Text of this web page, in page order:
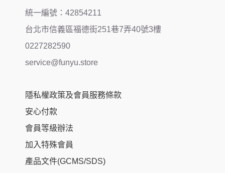
統一編號：42854211
台北市信義區福德街251巷7弄40號3樓
0227282590
service@funyu.store
隱私權政策及會員服務條款
安心付款
會員等級辦法
加入特殊會員
產品文件(GCMS/SDS)